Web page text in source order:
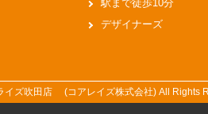
駅まで徒歩10分
デザイナーズ
イズ吹田店 (コアレイズ株式会社) All Rights